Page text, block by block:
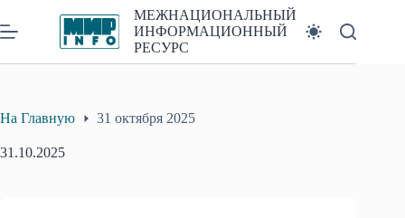
к
сути
МЕЖНАЦИОНАЛЬНЫЙ
ИНФОРМАЦИОННЫЙ
РЕСУРС
На Главную 31 октября 2025
31.10.2025